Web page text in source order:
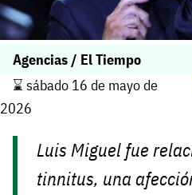
Agencias / El Tiempo
⌛️ sábado 16 de mayo de
2026
Luis Miguel fue
tinnitus, una